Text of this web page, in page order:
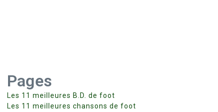
Pages
Les 11 meilleures B.D. de foot
Les 11 meilleures chansons de foot